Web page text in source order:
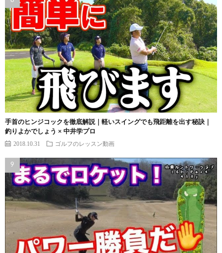
手首のヒンジコックを徹底解説｜軽いスイングでも飛距離を出す秘訣｜
釣りよかでしょう × 中井学プロ
2018.10.31 ゴルフのレッスン動画